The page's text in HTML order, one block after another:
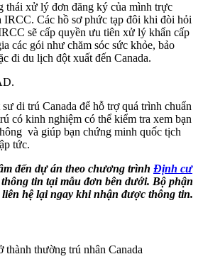
thái xử lý đơn đăng ký của mình trực
IRCC. Các hồ sơ phức tạp đôi khi đòi hỏi
sẽ cấp quyền ưu tiên xử lý khẩn cấp
các gói như chăm sóc sức khỏe, bảo
đi du lịch đột xuất đến Canada.
di trú Canada để hỗ trợ quá trình chuẩn
có kinh nghiệm có thể kiểm tra xem bạn
và giúp bạn chứng minh quốc tịch
tức.
đến dự án theo chương trình Định cư
tin tại mẫu đơn bên dưới. Bộ phận
hệ lại ngay khi nhận được thông tin.